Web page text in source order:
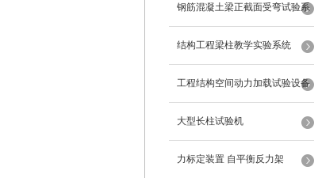
钢筋混凝土梁正截面受弯试验系
统
结构工程梁柱教学实验系统
工程结构空间动力加载试验设备
反力框架
大型长柱试验机
力标定装置 自平衡反力架